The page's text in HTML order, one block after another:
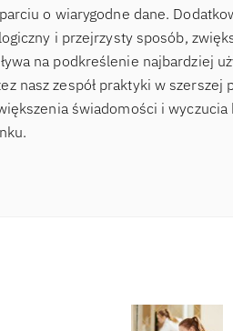
o wiarygodne dane.
i przejrzysty sposób,
na podkreślenie najbardziej
nasz zespół praktyki w
świadomości i